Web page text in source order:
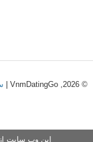
© 2026, VnmDatingGo |
این وب سایت